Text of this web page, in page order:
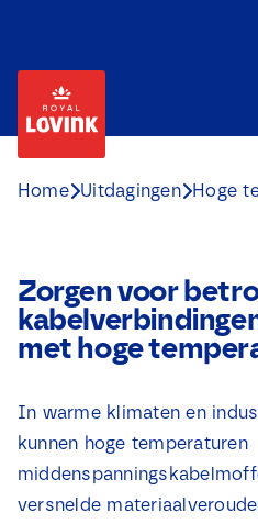
inhoud
Toepassingen
Uitdagingen
Projecten
Nieuws
Home Uitdagingen Hoge
Zorgen voor
met hoge
In warme klimaten en
kunnen hoge temperaturen
versnelde